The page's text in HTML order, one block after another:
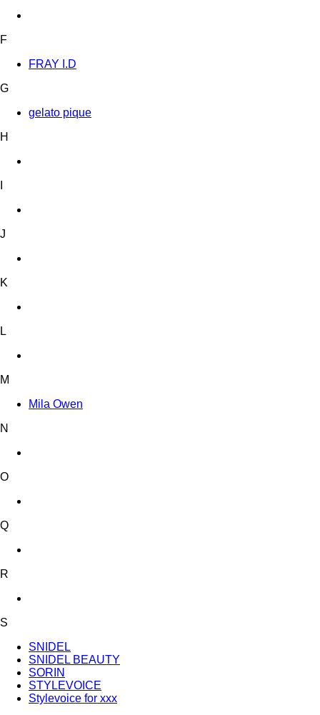
F
FRAY I.D
G
gelato pique
H
J
K
L
M
Mila Owen
N
O
Q
R
S
SNIDEL
SNIDEL BEAUTY
SORIN
STYLEVOICE
Stylevoice for xxx